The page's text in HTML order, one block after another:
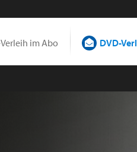
im Abo DVD-